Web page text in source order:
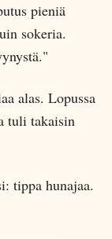
pieniä
sokeria.
alas. Lopussa
tuli takaisin
tippa hunajaa.